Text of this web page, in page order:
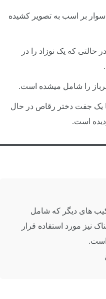
بر اسب به تصویر کشیده
که یک نوزاد را در
را شامل میشده است.
یک جفت دختر رقاص در حال
است.
ترکیب های دیگر که شامل
نیز مورد استفاده قرار
است.